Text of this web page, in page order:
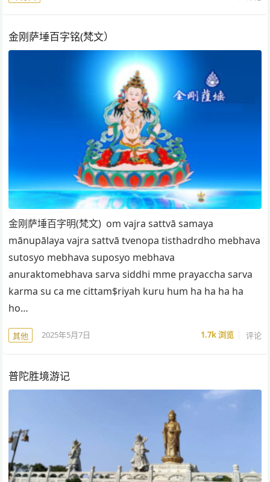
金刚萨埵百字铭(梵文）
金刚萨埵百字明(梵文) om vajra sattvā samaya
mānupālaya vajra sattvā tvenopa tisthadrdho mebhava
sutosyo mebhava suposyo mebhava
anuraktomebhava sarva siddhi mme prayaccha sarva
karma su ca me cittam$riyah kuru hum ha ha ha ha
ho…
其他 2025年5月7日 1.7k浏览 评论
普陀胜境游记